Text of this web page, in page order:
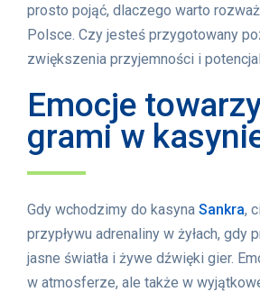
prosto pojąć, dlaczego warto
Polsce. Czy jesteś przygotowany
zwiększenia przyjemności i
Emocje
grami w
Gdy wchodzimy do kasyna Sankra,
przypływu adrenaliny w żyłach, gdy
jasne światła i żywe dźwięki gier.
w atmosferze, ale także w